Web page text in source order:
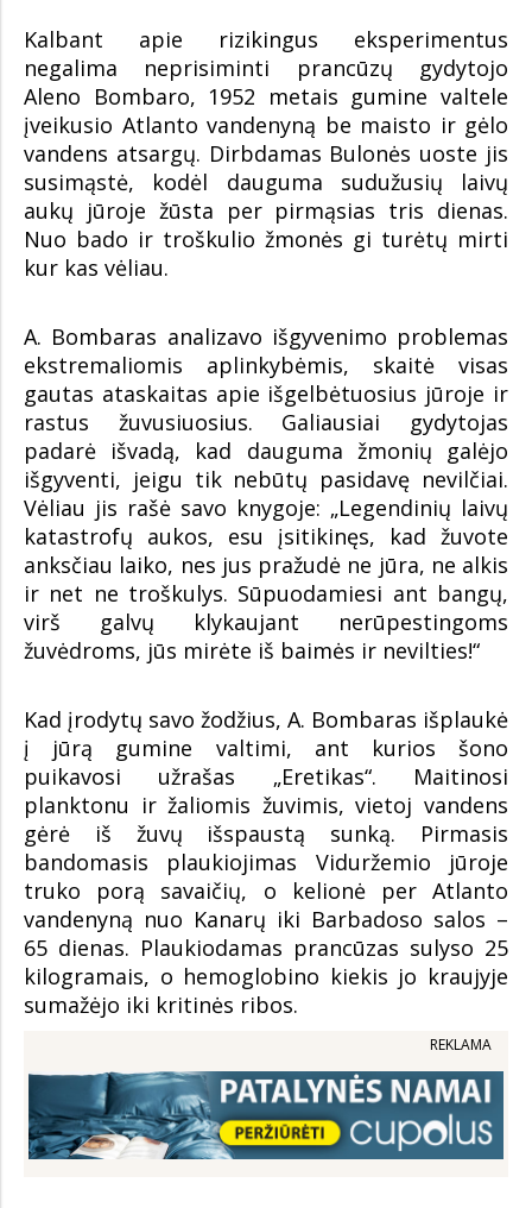
Kalbant apie rizikingus eksperimentus
negalima neprisiminti prancūzų gydytojo
Aleno Bombaro, 1952 metais gumine valtele
įveikusio Atlanto vandenyną be maisto ir gėlo
vandens atsargų. Dirbdamas Bulonės uoste jis
susimąstė, kodėl dauguma sudužusių laivų
aukų jūroje žūsta per pirmąsias tris dienas.
Nuo bado ir troškulio žmonės gi turėtų mirti
kur kas vėliau.
A. Bombaras analizavo išgyvenimo problemas
ekstremaliomis aplinkybėmis, skaitė visas
gautas ataskaitas apie išgelbėtuosius jūroje ir
rastus žuvusiuosius. Galiausiai gydytojas
padarė išvadą, kad dauguma žmonių galėjo
išgyventi, jeigu tik nebūtų pasidavę nevilčiai.
Vėliau jis rašė savo knygoje: „Legendinių laivų
katastrofų aukos, esu įsitikinęs, kad žuvote
anksčiau laiko, nes jus pražudė ne jūra, ne alkis
ir net ne troškulys. Sūpuodamiesi ant bangų,
virš galvų klykaujant nerūpestingoms
žuvėdroms, jūs mirėte iš baimės ir nevilties!“
Kad įrodytų savo žodžius, A. Bombaras išplaukė
į jūrą gumine valtimi, ant kurios šono
puikavosi užrašas „Eretikas“. Maitinosi
planktonu ir žaliomis žuvimis, vietoj vandens
gėrė iš žuvų išspaustą sunką. Pirmasis
bandomasis plaukiojimas Viduržemio jūroje
truko porą savaičių, o kelionė per Atlanto
vandenyną nuo Kanarų iki Barbadoso salos –
65 dienas. Plaukiodamas prancūzas sulyso 25
kilogramais, o hemoglobino kiekis jo kraujyje
sumažėjo iki kritinės ribos.
REKLAMA